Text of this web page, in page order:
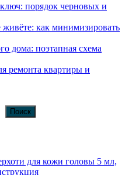
порядок черновых и
живёте: как минимизировать
дома: поэтапная схема
ремонта квартиры и
Поиск
для кожи головы 5 мл,